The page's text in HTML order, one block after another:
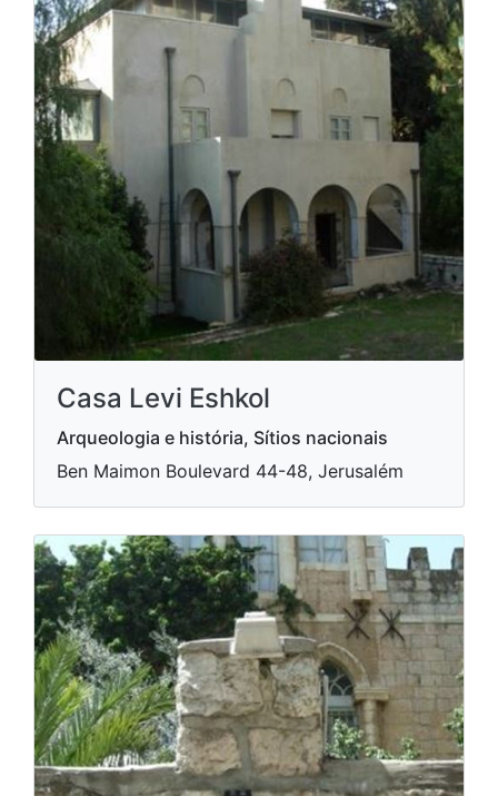
Casa Levi Eshkol
Arqueologia e história, Sítios nacionais
Ben Maimon Boulevard 44-48, Jerusalém